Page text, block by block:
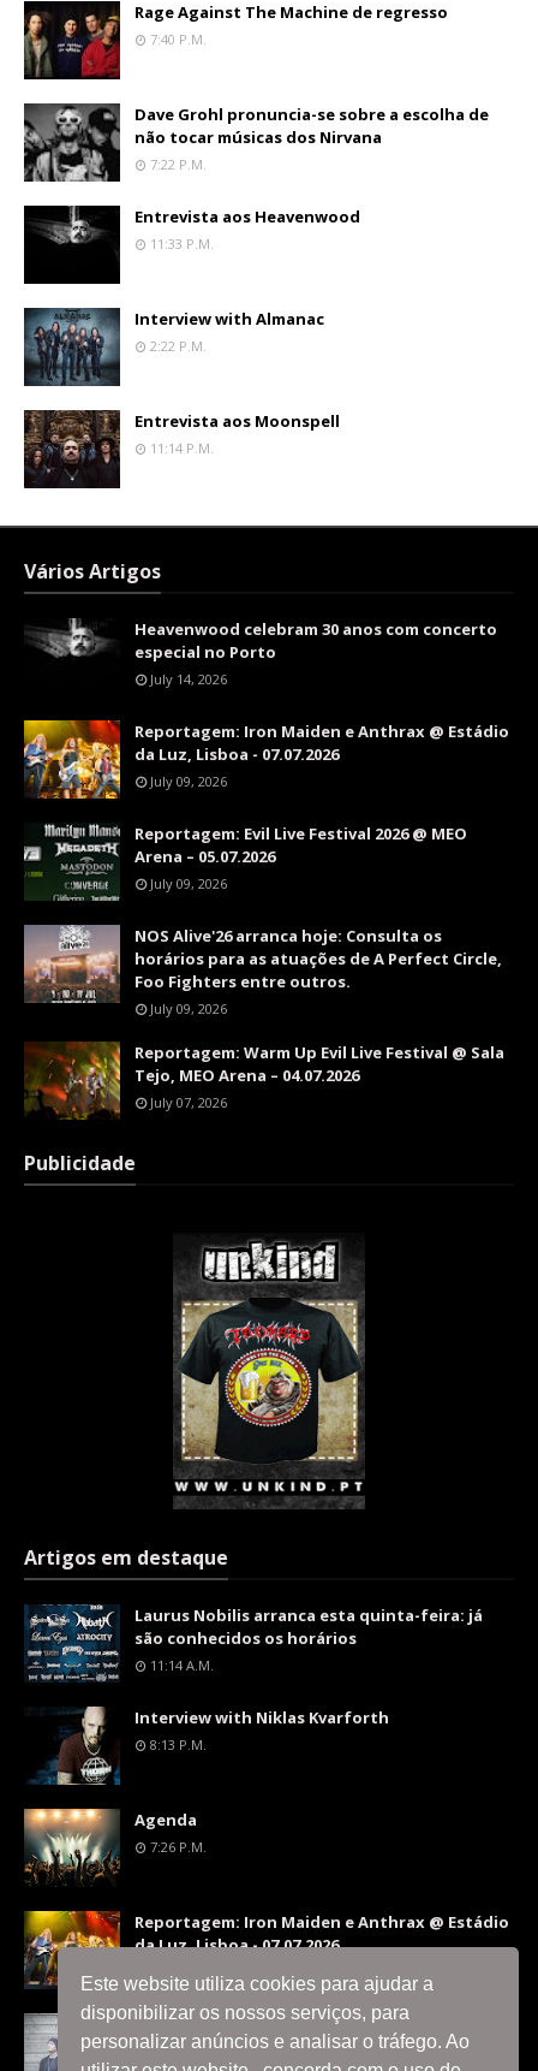
Este website utiliza cookies para ajudar a
disponibilizar os nossos serviços, para
personalizar anúncios e analisar o tráfego. Ao
Rage Against The Machine de regresso
7:40 P.m.
Dave Grohl pronuncia-se sobre a escolha de
não tocar músicas dos Nirvana
7:22 P.m.
Entrevista aos Heavenwood
11:33 P.m.
Interview with Almanac
2:22 P.m.
Entrevista aos Moonspell
11:14 P.m.
Vários Artigos
Heavenwood celebram 30 anos com concerto
especial no Porto
July 14, 2026
Reportagem: Iron Maiden e Anthrax @ Estádio
da Luz, Lisboa - 07.07.2026
July 09, 2026
Reportagem: Evil Live Festival 2026 @ MEO
Arena – 05.07.2026
July 09, 2026
NOS Alive'26 arranca hoje: Consulta os
horários para as atuações de A Perfect Circle,
Foo Fighters entre outros.
July 09, 2026
Reportagem: Warm Up Evil Live Festival @ Sala
Tejo, MEO Arena – 04.07.2026
July 07, 2026
Publicidade
Artigos em destaque
Laurus Nobilis arranca esta quinta-feira: já
são conhecidos os horários
11:14 A.m.
Interview with Niklas Kvarforth
8:13 P.m.
Agenda
7:26 P.m.
Reportagem: Iron Maiden e Anthrax @ Estádio
da Luz, Lisboa - 07.07.2026
9:36 P.m.
Interview with Silent Skies
8:06 P.m.